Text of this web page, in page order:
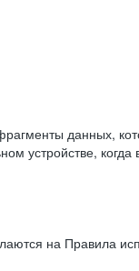
данных,
устройстве,
на Правила